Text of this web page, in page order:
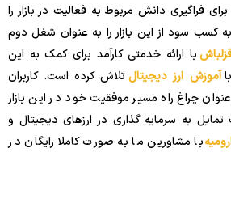
فراگیری دانش مربوط به فعالیت در بازار را
کسب سود از این بازار را به عنوان شغل دوم
با ارائه خدمتی کارآمد برای کمک به این
آموزش ارز دیجیتالتلاش کرده است. کاربران
چراغ راه مسیر موفقیت خود در این بازار
به سرمایه گذاری در ارزهای دیجیتال و
با مشاورین ما به صورت کاملا رایگان در